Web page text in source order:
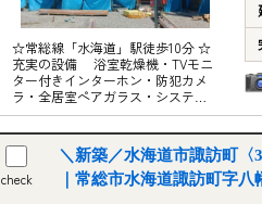
☆常総線「水海道」駅徒歩10分 ☆
充実の設備 浴室乾燥機・TVモニ
ター付きインターホン・防犯カメ
ラ・全居室ペアガラス・システム
キッチン等 ☆地震の揺れを吸収し
て軽減する制震装置「SAFE365」
採用 《周辺施設》 〇水海道小学
校……約1600ｍ 〇水海道中学
校……約1900ｍ 〇TAIRAYAファイ
ンズ淵頭店……約730ｍ 〇セブンイ
check
＼新築／水海道市諏訪町
｜常総市水海道諏訪町字